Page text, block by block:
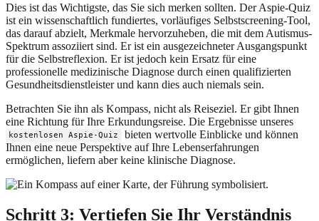
Dies ist das Wichtigste, das Sie sich merken sollten. Der Aspie-Quiz
ist ein wissenschaftlich fundiertes, vorläufiges Selbstscreening-Tool,
das darauf abzielt, Merkmale hervorzuheben, die mit dem Autismus-
Spektrum assoziiert sind. Er ist ein ausgezeichneter Ausgangspunkt
für die Selbstreflexion. Er ist jedoch kein Ersatz für eine
professionelle medizinische Diagnose durch einen qualifizierten
Gesundheitsdienstleister und kann dies auch niemals sein.
Betrachten Sie ihn als Kompass, nicht als Reiseziel. Er gibt Ihnen
eine Richtung für Ihre Erkundungsreise. Die Ergebnisse unseres
kostenlosen Aspie-Quiz
bieten wertvolle Einblicke und können
Ihnen eine neue Perspektive auf Ihre Lebenserfahrungen
ermöglichen, liefern aber keine klinische Diagnose.
Schritt 3: Vertiefen Sie Ihr Verständnis